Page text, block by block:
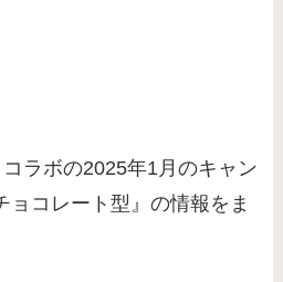
コラボの2025年1月のキャン
ョコレート型』の情報をま